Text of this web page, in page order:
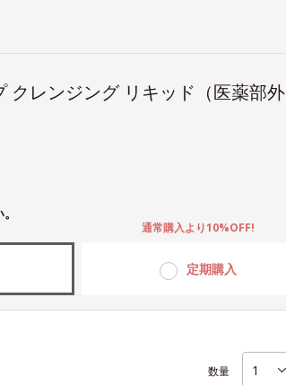
クレンジング リキッド（医薬部外
定期購入
通常購入より10%OFF!
数量